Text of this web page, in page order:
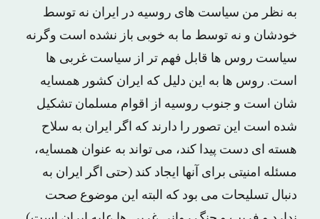
به نظر من سیاست های روسیه در ایران نه توسط
خودشان و نه توسط ما به خوبی باز نشده است وگرنه
سیاست روس ها قابل فهم تر از سیاست غربی ها
است. روس ها به این دلیل که ایران کشور همسایه
شان است و جنوب روسیه از اقوام مسلمان تشکیل
شده است این تصور را دارند که اگر ایران به سلاح
هسته ای دست پیدا کند، می تواند به عنوان همسایه،
مسئله امنیتی برای آنها ایجاد کند (حتی اگر ایران به
دنبال تسلیحات می بود که البته این موضوع صحت